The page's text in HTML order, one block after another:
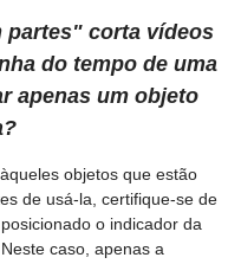
partes" corta vídeos
do tempo de uma
apenas um objeto
objetos que estão
de usá-la, certifique-se de
o indicador da
caso, apenas a